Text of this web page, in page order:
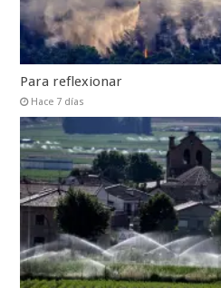
Para reflexionar
Hace 7 días